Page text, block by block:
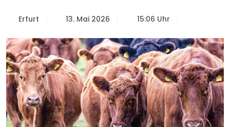
Erfurt 13. Mai 2026 15:06 Uhr